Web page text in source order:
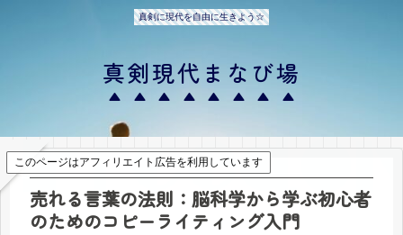
真剣に現代を自由に生きよう☆
真剣現代まなび場
このページはアフィリエイト広告を利用しています
売れる言葉の法則：脳科学から学ぶ初心者
のためのコピーライティング入門